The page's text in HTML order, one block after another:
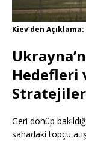
Kiev’den
Hedefleri
Geri dönüp
sahadaki topçu